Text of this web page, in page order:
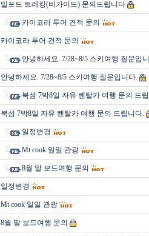
밀포드 트레킹(비가이드) 문의드립니다
카이코라 투어 견적 문의
카이코라 투어 견적 문의
안녕하세요. 7/28~8/5 스키여행 질문입
안녕하세요. 7/28~8/5 스키여행 질문입니다.
북섬 7박8일 자유 렌탈카 여행 문의 드
북섬 7박8일 자유 렌탈카 여행 문의 드립니다.
일정변경
Mt cook 일일 관광
8월 말 보드여행 문의
일정변경
Mt cook 일일 관광
8월 말 보드여행 문의